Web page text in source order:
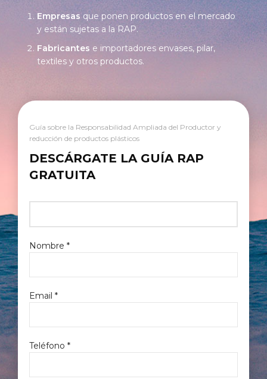
Empresas que ponen productos en el mercado
y están sujetas a la RAP.
Fabricantes e importadores envases, pilar,
textiles y otros productos.
Guía sobre la Responsabilidad Ampliada del Productor y
reducción de productos plásticos
DESCÁRGATE LA GUÍA RAP
GRATUITA
Nombre *
Email *
Teléfono *